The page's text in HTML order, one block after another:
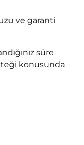
ve garanti
süre
konusunda